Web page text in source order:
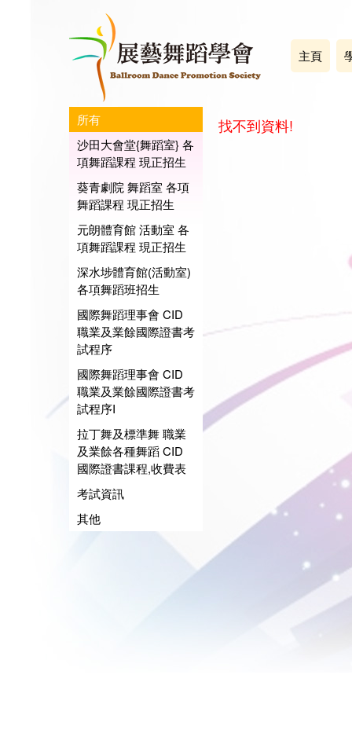
主頁
所有
沙田大會堂{舞蹈室} 各
項舞蹈課程 現正招生
葵青劇院 舞蹈室 各項
舞蹈課程 現正招生
元朗體育館 活動室 各
項舞蹈課程 現正招生
深水埗體育館(活動室)
各項舞蹈班招生
國際舞蹈理事會 CID
職業及業餘國際證書考
試程序
國際舞蹈理事會 CID
職業及業餘國際證書考
試程序I
拉丁舞及標準舞 職業
及業餘各種舞蹈 CID
國際證書課程,收費表
考試資訊
其他
找不到資料!